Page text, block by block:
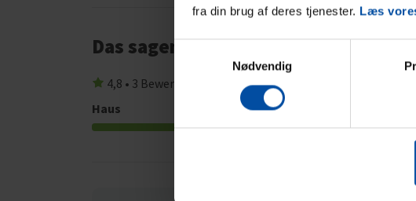
fra din brug af deres tjenester. Læs
Samtykkevalg
Nødvendig
Das sagen andere Urlauber
4,8 • 3 Bewertungen
Haus
5,0
Grundstück